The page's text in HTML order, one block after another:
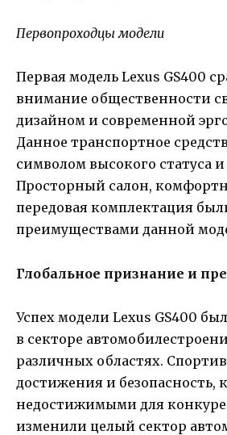
Первопроходцы модели
Первая модель Lexus GS400
внимание общественности
дизайном и современной
Данное транспортное
символом высокого статуса
Просторный салон,
передовая комплектация
преимуществами данной
Глобальное признание и
Успех модели Lexus GS400
в секторе
различных областях.
достижения и безопасность,
недостижимыми для
изменили целый сектор